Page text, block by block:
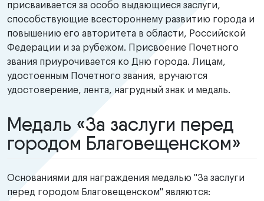
присваивается за особо выдающиеся заслуги,
способствующие всестороннему развитию города и
повышению его авторитета в области, Российской
Федерации и за рубежом. Присвоение Почетного
звания приурочивается ко Дню города. Лицам,
удостоенным Почетного звания, вручаются
удостоверение, лента, нагрудный знак и медаль.
Медаль «За заслуги перед
городом Благовещенском»
Основаниями для награждения медалью "За заслуги
перед городом Благовещенском" являются: